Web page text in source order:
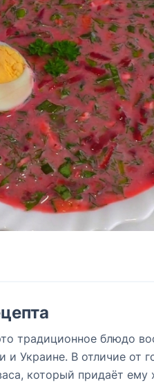
традиционное блюдо
и Украине. В отличие от
который придаёт